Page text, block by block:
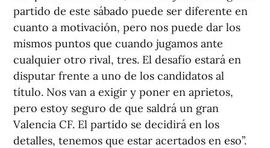
partido de este sábado puede ser diferente en
cuanto a motivación, pero nos puede dar los
mismos puntos que cuando jugamos ante
cualquier otro rival, tres. El desafío estará en
disputar frente a uno de los candidatos al
título. Nos van a exigir y poner en aprietos,
pero estoy seguro de que saldrá un gran
Valencia CF. El partido se decidirá en los
detalles, tenemos que estar acertados en eso”.